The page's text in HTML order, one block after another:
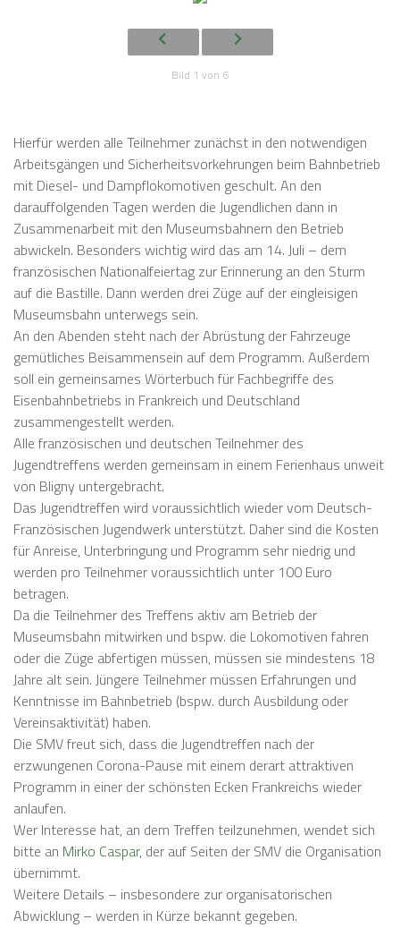
Bild 1 von 6
Hierfür werden alle Teilnehmer zunächst in den notwendigen
Arbeitsgängen und Sicherheitsvorkehrungen beim Bahnbetrieb
mit Diesel- und Dampflokomotiven geschult. An den
darauffolgenden Tagen werden die Jugendlichen dann in
Zusammenarbeit mit den Museumsbahnern den Betrieb
abwickeln. Besonders wichtig wird das am 14. Juli – dem
französischen Nationalfeiertag zur Erinnerung an den Sturm
auf die Bastille. Dann werden drei Züge auf der eingleisigen
Museumsbahn unterwegs sein.
An den Abenden steht nach der Abrüstung der Fahrzeuge
gemütliches Beisammensein auf dem Programm. Außerdem
soll ein gemeinsames Wörterbuch für Fachbegriffe des
Eisenbahnbetriebs in Frankreich und Deutschland
zusammengestellt werden.
Alle französischen und deutschen Teilnehmer des
Jugendtreffens werden gemeinsam in einem Ferienhaus unweit
von Bligny untergebracht.
Das Jugendtreffen wird voraussichtlich wieder vom Deutsch-
Französischen Jugendwerk unterstützt. Daher sind die Kosten
für Anreise, Unterbringung und Programm sehr niedrig und
werden pro Teilnehmer voraussichtlich unter 100 Euro
betragen.
Da die Teilnehmer des Treffens aktiv am Betrieb der
Museumsbahn mitwirken und bspw. die Lokomotiven fahren
oder die Züge abfertigen müssen, müssen sie mindestens 18
Jahre alt sein. Jüngere Teilnehmer müssen Erfahrungen und
Kenntnisse im Bahnbetrieb (bspw. durch Ausbildung oder
Vereinsaktivität) haben.
Die SMV freut sich, dass die Jugendtreffen nach der
erzwungenen Corona-Pause mit einem derart attraktiven
Programm in einer der schönsten Ecken Frankreichs wieder
anlaufen.
Wer Interesse hat, an dem Treffen teilzunehmen, wendet sich
bitte an Mirko Caspar, der auf Seiten der SMV die Organisation
übernimmt.
Weitere Details – insbesondere zur organisatorischen
Abwicklung – werden in Kürze bekannt gegeben.